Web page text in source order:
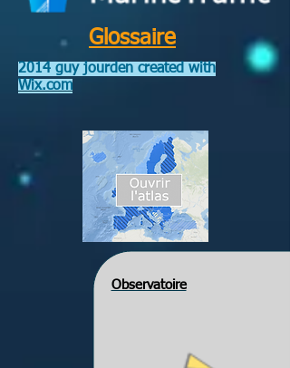
Glossaire
2014 guy jourden created with
Wix.com
Observatoire